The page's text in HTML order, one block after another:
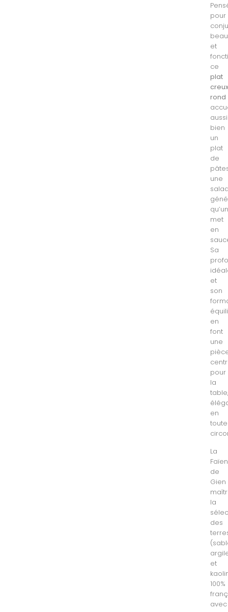
pour
et
ce
plat
rond
aussi
bien
un
plat
de
une
met
en
Sa
et
son
en
font
une
pour
la
en
La
de
Gien
la
des
et
100%
avec